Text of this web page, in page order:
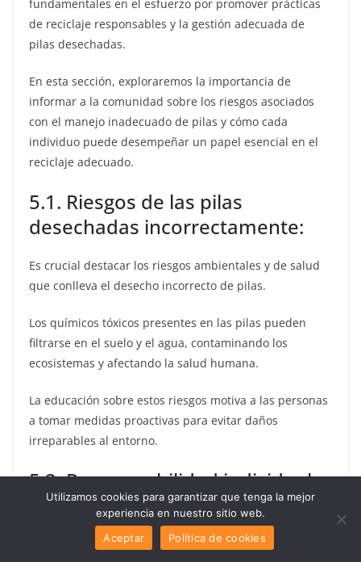
fundamentales en el esfuerzo por promover prácticas
de reciclaje responsables y la gestión adecuada de
pilas desechadas.
En esta sección, exploraremos la importancia de
informar a la comunidad sobre los riesgos asociados
con el manejo inadecuado de pilas y cómo cada
individuo puede desempeñar un papel esencial en el
reciclaje adecuado.
5.1. Riesgos de las pilas
desechadas incorrectamente:
Es crucial destacar los riesgos ambientales y de salud
que conlleva el desecho incorrecto de pilas.
Los químicos tóxicos presentes en las pilas pueden
filtrarse en el suelo y el agua, contaminando los
ecosistemas y afectando la salud humana.
La educación sobre estos riesgos motiva a las personas
a tomar medidas proactivas para evitar daños
irreparables al entorno.
5.2. Responsabilidad individual y
colectiva:
Cada individuo tiene la responsabilidad de contribuir al
Utilizamos cookies para garantizar que tenga la mejor
experiencia en nuestro sitio web.
Aceptar
Política de cookies